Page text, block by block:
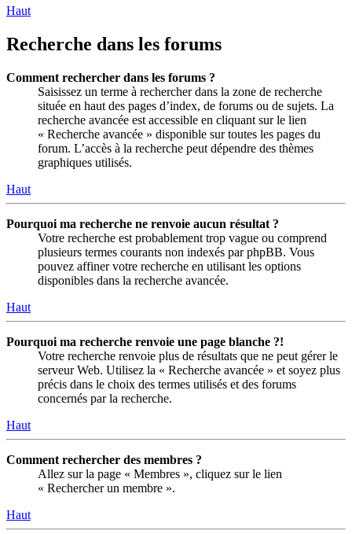
Haut
Recherche dans les forums
Comment rechercher dans les forums ?
Saisissez un terme à rechercher dans la zone de recherche
située en haut des pages d’index, de forums ou de sujets. La
recherche avancée est accessible en cliquant sur le lien
« Recherche avancée » disponible sur toutes les pages du
forum. L’accès à la recherche peut dépendre des thèmes
graphiques utilisés.
Haut
Pourquoi ma recherche ne renvoie aucun résultat ?
Votre recherche est probablement trop vague ou comprend
plusieurs termes courants non indexés par phpBB. Vous
pouvez affiner votre recherche en utilisant les options
disponibles dans la recherche avancée.
Haut
Pourquoi ma recherche renvoie une page blanche ?!
Votre recherche renvoie plus de résultats que ne peut gérer le
serveur Web. Utilisez la « Recherche avancée » et soyez plus
précis dans le choix des termes utilisés et des forums
concernés par la recherche.
Haut
Comment rechercher des membres ?
Allez sur la page « Membres », cliquez sur le lien
« Rechercher un membre ».
Haut